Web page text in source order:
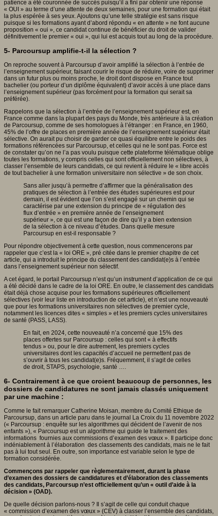
patience a été couronnée de succès puisqu’il a fini par obtenir une réponse
« OUI » au terme d’une attente de deux semaines, pour une formation qui était
la plus espérée à ses yeux. Ajoutons qu’une telle stratégie est sans risque
puisque si les formations ayant d’abord répondu « en attente » ne font aucune
proposition « oui », ce candidat continue de bénéficier du droit de valider
définitivement le premier « oui », qui lui est acquis tout au long de la procédure.
5- Parcoursup amplifie-t-il la sélection ?
On reproche souvent à Parcoursup d’avoir amplifié la sélection à l’entrée de
l’enseignement supérieur, faisant courir le risque de réduire, voire de supprimer
dans un futur plus ou moins proche, le droit dont dispose en France tout
bachelier (ou porteur d’un diplôme équivalent) d’avoir accès à une place dans
l’enseignement supérieur (pas forcément pour la formation qui serait sa
préférée).
Rappelons que la sélection à l’entrée de l’enseignement supérieur est, en
France comme dans la plupart des pays du Monde, très antérieure à la création
de Parcoursup, comme de ses homologues à l’étranger : en France, en 1960,
45% de l’offre de places en première année de l’enseignement supérieur était
sélective. On aurait pu choisir de garder ce quasi équilibre entre le poids des
formations référencées sur Parcoursup, et celles qui ne le sont pas. Force est
de constater qu’on ne l’a pas voulu puisque cette plateforme télématique oblige
toutes les formations, y compris celles qui sont officiellement non sélectives, à
classer l’ensemble de leurs candidats, ce qui revient à réduire le « libre accès
de tout bachelier à une formation universitaire non sélective » de son choix.
Sans aller jusqu’à permettre d’affirmer que la généralisation des
pratiques de sélection à l’entrée des études supérieures est pour
demain, il est évident que l’on s’est engagé sur un chemin qui se
caractérise par une extension du principe de « régulation des
flux d’entrée » en première année de l’enseignement
supérieur », ce qui est une façon de dire qu’il y a bien extension
de la sélection à ce niveau d’études. Dans quelle mesure
Parcoursup en est-il responsable ?
Pour répondre objectivement à cette question, nous commencerons par
rappeler que c’est la « loi ORE », pré citée dans le premier chapitre de cet
article, qui a introduit le principe du classement des candidat(e)s à l’entrée
dans l’enseignement supérieur non sélectif.
A cet égard, le portail Parcoursup n’est qu’un instrument d’application de ce qui
a été décidé dans le cadre de la loi ORE. En outre, le classement des candidats
était déjà chose acquise pour les formations supérieures officiellement
sélectives (voir leur liste en introduction de cet article), et n’est une nouveauté
que pour les formations universitaires non sélectives de premier cycle,
notamment les licences dites « simples » et les premiers cycles universitaires
de santé (PASS, LASS).
En fait, en 2024, cette nouveauté n’a concerné que 15% des
places offertes sur Parcoursup : celles qui sont « à effectifs
tendus » ou, pour le dire autrement, les premiers cycles
universitaires dont les capacités d’accueil ne permettent pas de
s’ouvrir à tous les candidat(e)s. Fréquemment, il s’agit de celles
de droit, STAPS, psychologie, santé ….
6- Contrairement à ce que croient beaucoup de personnes, les
dossiers de candidatures ne sont jamais classés uniquement
par une machine :
Comme le fait remarquer Catherine Moisan, membre du Comité Ethique de
Parcoursup, dans un article paru dans le journal La Croix du 11 novembre 2022
(« Parcoursup : enquête sur les algorithmes qui décident de l’avenir de nos
enfants »), « Parcoursup est un algorithme qui guide le traitement des
informations fournies aux commissions d’examen des vœux ». Il participe donc
indéniablement à l’élaboration des classements des candidats, mais ne le fait
pas à lui tout seul. En outre, son importance est variable selon le type de
formation considérée.
Commençons par rappeler que règlementairement, durant la phase
d’examen des dossiers de candidatures et d’élaboration des classements
des candidats, Parcoursup n’est officiellement qu’un « outil d’aide à la
décision » (OAD).
De quelle décision parlons-nous ? Il s’agit de celle qui conduit chaque
« commission d’examen des vœux » (CEV) à classer l’ensemble des candidats,